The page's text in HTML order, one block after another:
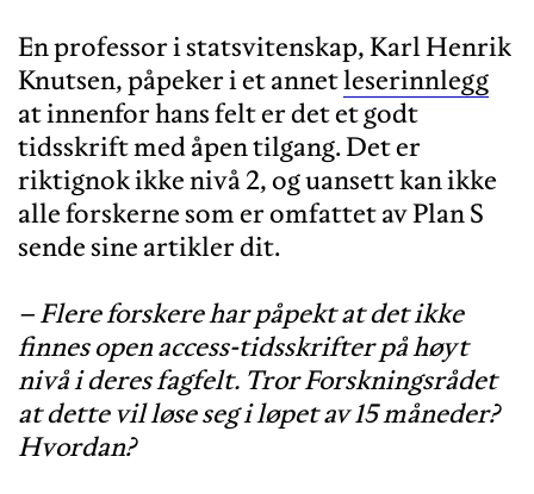
En professor i statsvitenskap, Karl Henrik
Knutsen, påpeker i et annetleserinnlegg
at innenfor hans felt er det et godt
tidsskrift med åpen tilgang. Det er
riktignok ikke nivå 2, og uansett kan ikke
alle forskerne som er omfattet av Plan S
sende sine artikler dit.
– Flere forskere har påpekt at det ikke
finnes open access-tidsskrifter på høyt
nivå i deres fagfelt. Tror Forskningsrådet
at dette vil løse seg i løpet av 15 måneder?
Hvordan?